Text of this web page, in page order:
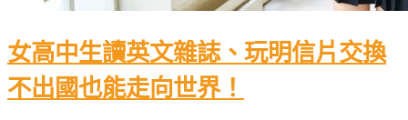
女高中生讀英文雜誌、玩明信片交換
不出國也能走向世界！